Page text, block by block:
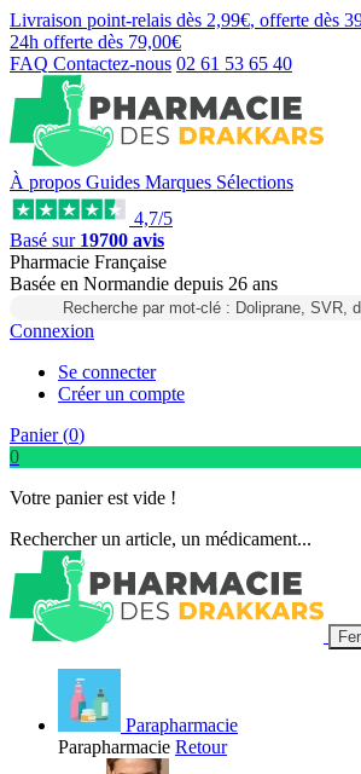
Livraison point-relais dès 2,99€, offerte dès
24h offerte dès 79,00€
FAQ Contactez-nous 02 61 53 65 40
À propos Guides Marques Sélections
4,7/5
Basé sur 19700 avis
Pharmacie Française
Basée en Normandie depuis 26 ans
Recherche par mot-clé : Doliprane, SVR,
Connexion
Se connecter
Créer un compte
Panier (0)
0
Votre panier est vide !
Rechercher un article, un médicament...
Parapharmacie
Parapharmacie Retour